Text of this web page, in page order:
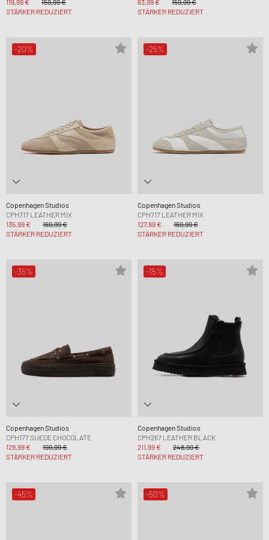
119,99 €
159,99 €
STÄRKER REDUZIERT
63,99 €
159,99 €
STÄRKER REDUZIERT
-20%
Copenhagen Studios
CPH717 LEATHER MIX
135,99 €
169,99 €
STÄRKER REDUZIERT
-25%
Copenhagen Studios
CPH717 LEATHER MIX
127,99 €
169,99 €
STÄRKER REDUZIERT
-35%
Copenhagen Studios
CPH177 SUEDE CHOCOLATE
129,99 €
199,99 €
STÄRKER REDUZIERT
-15%
Copenhagen Studios
CPH267 LEATHER BLACK
211,99 €
248,99 €
STÄRKER REDUZIERT
-45% -50%